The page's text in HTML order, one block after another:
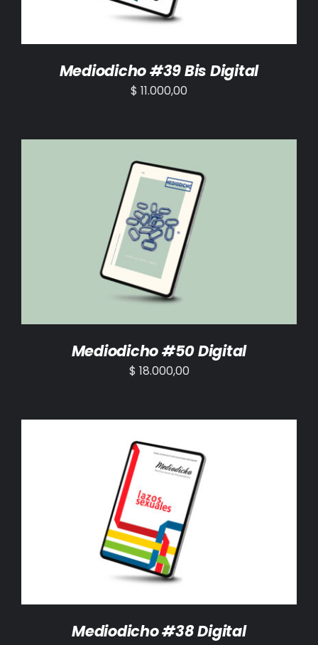
Mediodicho #39 Bis Digital
$ 11.000,00
AÑADIR AL CARRITO /
Mediodicho #50 Digital
$ 18.000,00
AÑADIR AL CARRITO /
Mediodicho #38 Digital